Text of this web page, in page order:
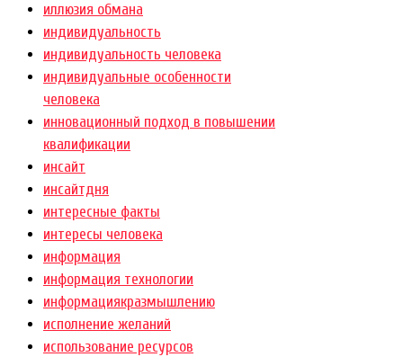
иллюзия обмана
индивидуальность
индивидуальность человека
индивидуальные особенности
человека
инновационный подход в повышении
квалификации
инсайт
инсайтдня
интересные факты
интересы человека
информация
информация технологии
информациякразмышлению
исполнение желаний
использование ресурсов